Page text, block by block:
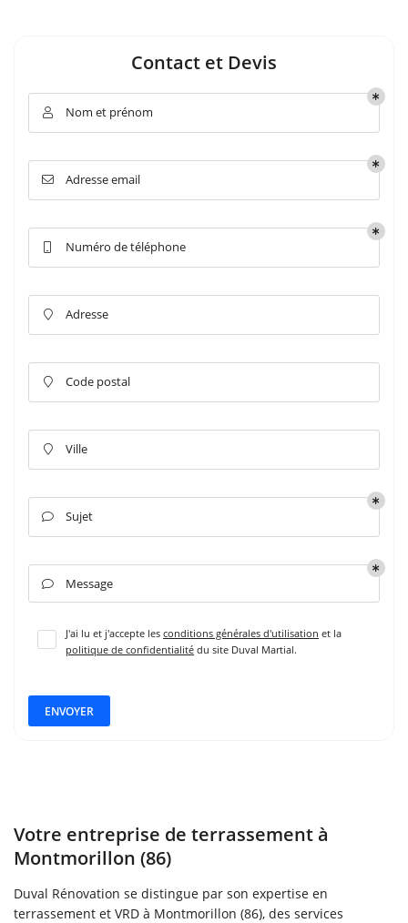
Contact et Devis
 Nom et prénom
 Adresse email
Numéro de téléphone
 Adresse
 Code postal
 Ville
 Sujet
 Message
J'ai lu et j'accepte les conditions générales d'utilisation et la
politique de confidentialité du site Duval Martial.
ENVOYER
Votre entreprise de terrassement à
Montmorillon (86)
Duval Rénovation se distingue par son expertise en
terrassement et VRD à Montmorillon (86), des services